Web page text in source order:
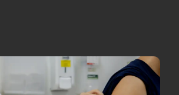
Cultura
Meio Ambiente
Podcast